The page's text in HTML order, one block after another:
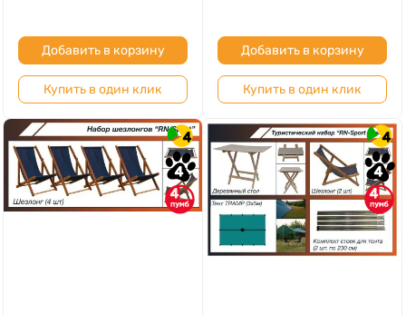
Добавить в корзину
Купить в один клик
Добавить в корзину
Купить в один клик
4
4
4
4
4
4